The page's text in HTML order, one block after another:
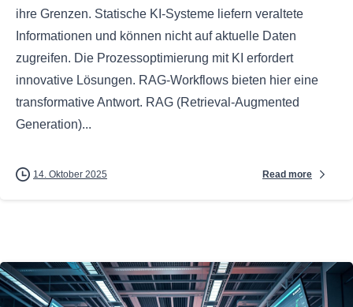
ihre Grenzen. Statische KI-Systeme liefern veraltete
Informationen und können nicht auf aktuelle Daten
zugreifen. Die Prozessoptimierung mit KI erfordert
innovative Lösungen. RAG-Workflows bieten hier eine
transformative Antwort. RAG (Retrieval-Augmented
Generation)...
14. Oktober 2025 Read more